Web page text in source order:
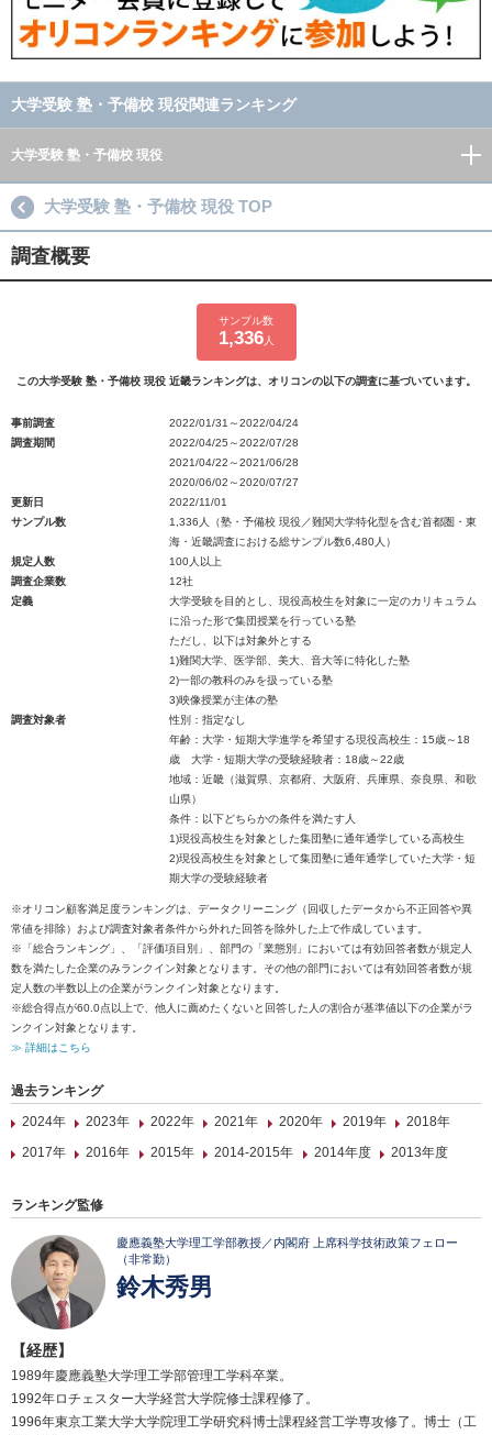
大学受験 塾・予備校 現役関連ランキング
大学受験 塾・予備校 現役
大学受験 塾・予備校 現役 TOP
調査概要
サンプル数
1,336人
この大学受験 塾・予備校 現役 近畿ランキングは、オリコンの以下の調査に基づいています。
事前調査
2022/01/31～2022/04/24
調査期間
2022/04/25～2022/07/28
2021/04/22～2021/06/28
2020/06/02～2020/07/27
更新日
2022/11/01
サンプル数
1,336人（塾・予備校 現役／難関大学特化型を含む首都圏・東
海・近畿調査における総サンプル数6,480人）
規定人数
100人以上
調査企業数
12社
定義
大学受験を目的とし、現役高校生を対象に一定のカリキュラム
に沿った形で集団授業を行っている塾
ただし、以下は対象外とする
1)難関大学、医学部、美大、音大等に特化した塾
2)一部の教科のみを扱っている塾
3)映像授業が主体の塾
調査対象者
性別：指定なし
年齢：大学・短期大学進学を希望する現役高校生：15歳～18
歳 大学・短期大学の受験経験者：18歳～22歳
地域：近畿（滋賀県、京都府、大阪府、兵庫県、奈良県、和歌
山県）
条件：以下どちらかの条件を満たす人
1)現役高校生を対象とした集団塾に通年通学している高校生
2)現役高校生を対象として集団塾に通年通学していた大学・短
期大学の受験経験者
※オリコン顧客満足度ランキングは、データクリーニング（回収したデータから不正回答や異
常値を排除）および調査対象者条件から外れた回答を除外した上で作成しています。
※「総合ランキング」、「評価項目別」、部門の「業態別」においては有効回答者数が規定人
数を満たした企業のみランクイン対象となります。その他の部門においては有効回答者数が規
定人数の半数以上の企業がランクイン対象となります。
※総合得点が60.0点以上で、他人に薦めたくないと回答した人の割合が基準値以下の企業がラ
ンクイン対象となります。
≫ 詳細はこちら
過去ランキング
2024年
2023年 2022年 2021年 2020年 2019年
2018年
2017年
2016年 2015年 2014-2015年 2014年度 2013年度
ランキング監修
慶應義塾大学理工学部教授／内閣府 上席科学技術政策フェロー
（非常勤）
鈴木秀男
【経歴】
1989年慶應義塾大学理工学部管理工学科卒業。
1992年ロチェスター大学経営大学院修士課程修了。
1996年東京工業大学大学院理工学研究科博士課程経営工学専攻修了。博士（工